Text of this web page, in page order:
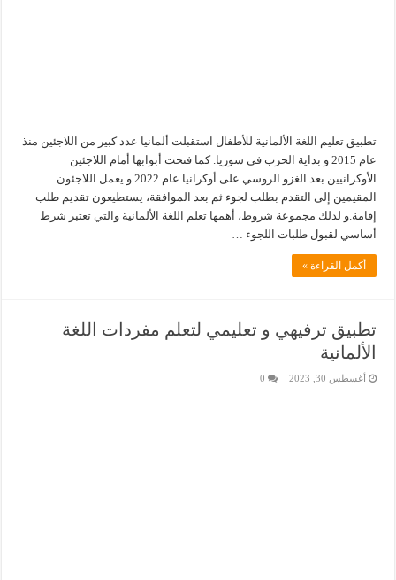
تطبيق تعليم اللغة الألمانية للأطفال استقبلت ألمانيا عدد كبير من اللاجئين منذ
عام 2015 و بداية الحرب في سوريا. كما فتحت أبوابها أمام اللاجئين
الأوكرانيين بعد الغزو الروسي على أوكرانيا عام 2022.و يعمل اللاجئون
المقيمين إلى التقدم بطلب لجوء ثم بعد الموافقة، يستطيعون تقديم طلب
إقامة.و لذلك مجموعة شروط، أهمها تعلم اللغة الألمانية والتي تعتبر شرط
أساسي لقبول طلبات اللجوء …
أكمل القراءة »
تطبيق ترفيهي و تعليمي لتعلم مفردات اللغة
الألمانية
أغسطس 30, 2023 0